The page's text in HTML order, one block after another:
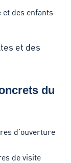
des enfants
et des
du
d’ouverture
de visite